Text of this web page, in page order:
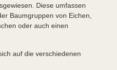
Diese umfassen
Baumgruppen von Eichen,
oder auch einen
auf die verschiedenen